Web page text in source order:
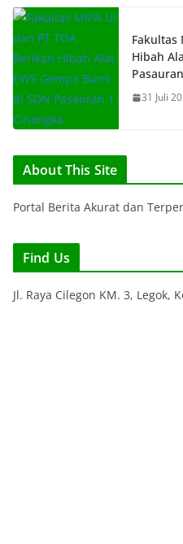
Fakultas
Hibah
31 Juli
About This Site
Portal Berita Akurat dan
Find Us
Jl. Raya Cilegon KM. 3, Legok,